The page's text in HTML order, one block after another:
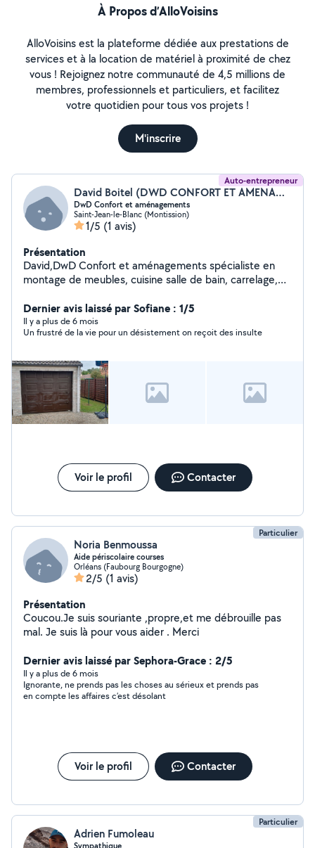
À Propos d’AlloVoisins
AlloVoisins est la plateforme dédiée aux prestations de
services et à la location de matériel à proximité de chez
vous ! Rejoignez notre communauté de 4,5 millions de
membres, professionnels et particuliers, et facilitez
votre quotidien pour tous vos projets !
M'inscrire
Auto-entrepreneur
David Boitel (DWD CONFORT ET AMENAGEMENTS)
DwD Confort et aménagements
Saint-Jean-le-Blanc (Montission)
1/5 (1 avis)
Présentation
David,DwD Confort et aménagements spécialiste en
montage de meubles, cuisine salle de bain, carrelage,
Dernier avis laissé par Sofiane : 1/5
Il y a plus de 6 mois
Un frustré de la vie pour un désistement on reçoit des insulte
Voir le profil Contacter
Particulier
Noria Benmoussa
Aide périscolaire courses
Orléans (Faubourg Bourgogne)
2/5 (1 avis)
Présentation
Coucou.Je suis souriante ,propre,et me débrouille pas
mal. Je suis là pour vous aider . Merci
Dernier avis laissé par Sephora-Grace : 2/5
Il y a plus de 6 mois
Ignorante, ne prends pas les choses au sérieux et prends pas
en compte les affaires c’est désolant
Voir le profil Contacter
Particulier
Adrien Fumoleau